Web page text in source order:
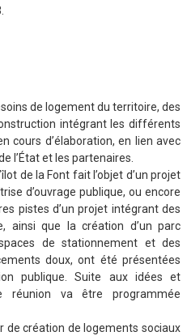
de logement du territoire, des
intégrant les différents
cours d’élaboration, en lien avec
l’État et les partenaires.
de la Font fait l’objet d’un projet
d’ouvrage publique, ou encore
pistes d’un projet intégrant des
ainsi que la création d’un parc
de stationnement et des
doux, ont été présentées
publique. Suite aux idées et
réunion va être programmée
de création de logements sociaux